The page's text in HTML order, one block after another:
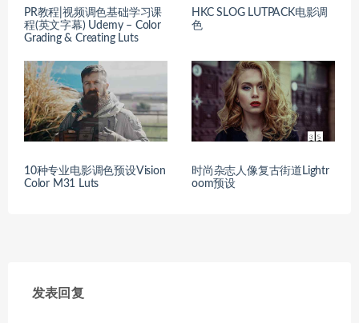
PR教程|视频调色基础学习课
程(英文字幕) Udemy – Color
Grading & Creating Luts
HKC SLOG LUTPACK电影调
色
10种专业电影调色预设Vision
Color M31 Luts
时尚杂志人像复古街道Lightr
oom预设
发表回复